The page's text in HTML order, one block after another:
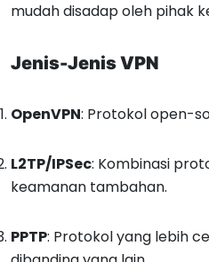
mudah disadap oleh pihak
Jenis-Jenis VPN
OpenVPN: Protokol open-
L2TP/IPSec: Kombinasi
keamanan tambahan.
PPTP: Protokol yang lebih